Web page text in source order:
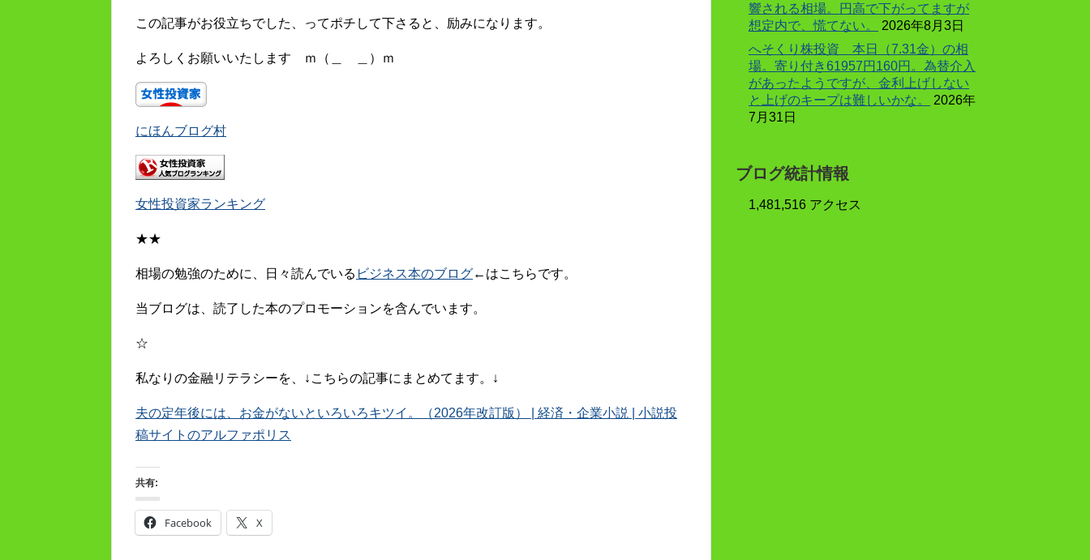
この記事がお役立ちでした、ってポチして下さると、励みになります。
よろしくお願いいたします ｍ（＿ ＿）ｍ
にほんブログ村
女性投資家ランキング
★★
相場の勉強のために、日々読んでいる ビジネス本のブログ←はこちらです。
当ブログは、読了した本のプロモーションを含んでいます。
☆
私なりの金融リテラシーを、↓こちらの記事にまとめてます。↓
夫の定年後には、お金がないといろいろキツイ。（2026年改訂版） | 経済・企業小説 | 小説投
稿サイトのアルファポリス
共有:
Facebook X
響される相場。円高で下がってますが
想定内で、慌てない。
2026年8月3日
へそくり株投資 本日（7.31金）の相
場。寄り付き61957円160円。為替介入
があったようですが、金利上げしない
と上げのキープは難しいかな。
2026年
7月31日
ブログ統計情報
1,481,516 アクセス